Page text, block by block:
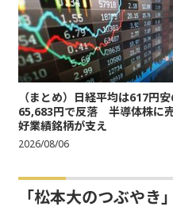
（まとめ）日経平均は617円安
65,683円で反落 半導体株に
好業績銘柄が支え
2026/08/06
「松本大のつぶやき